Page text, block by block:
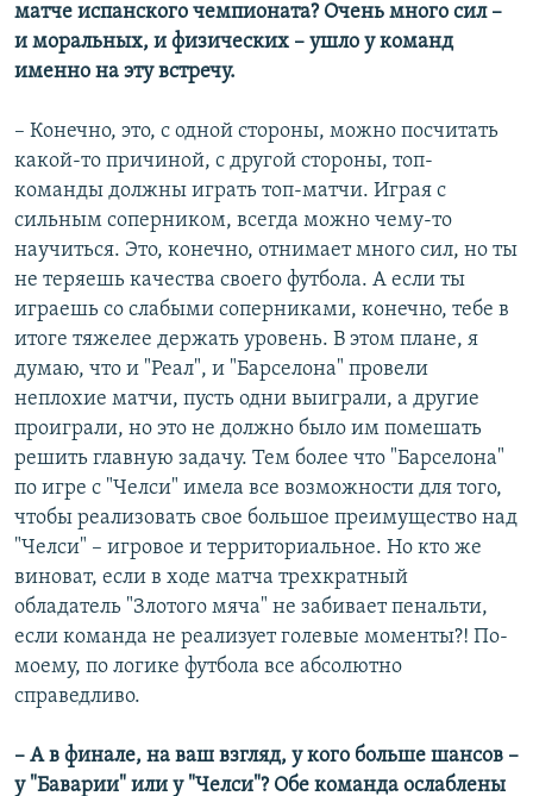
матче испанского чемпионата? Очень много сил –
и моральных, и физических – ушло у команд
именно на эту встречу.
– Конечно, это, с одной стороны, можно посчитать
какой-то причиной, с другой стороны, топ-
команды должны играть топ-матчи. Играя с
сильным соперником, всегда можно чему-то
научиться. Это, конечно, отнимает много сил, но ты
не теряешь качества своего футбола. А если ты
играешь со слабыми соперниками, конечно, тебе в
итоге тяжелее держать уровень. В этом плане, я
думаю, что и "Реал", и "Барселона" провели
неплохие матчи, пусть одни выиграли, а другие
проиграли, но это не должно было им помешать
решить главную задачу. Тем более что "Барселона"
по игре с "Челси" имела все возможности для того,
чтобы реализовать свое большое преимущество над
"Челси" – игровое и территориальное. Но кто же
виноват, если в ходе матча трехкратный
обладатель "Злотого мяча" не забивает пенальти,
если команда не реализует голевые моменты?! По-
моему, по логике футбола все абсолютно
справедливо.
– А в финале, на ваш взгляд, у кого больше шансов –
у "Баварии" или у "Челси"? Обе команда ослаблены